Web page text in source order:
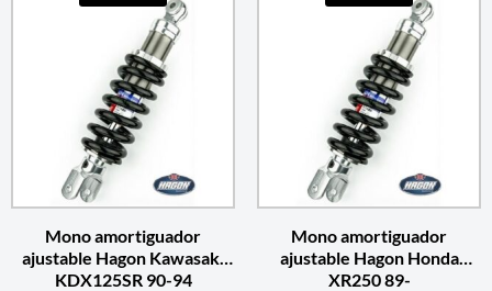
Mono amortiguador
ajustable Hagon Kawasaki
KDX125SR 90-94
Mono amortiguador
ajustable Hagon Honda
XR250 89-